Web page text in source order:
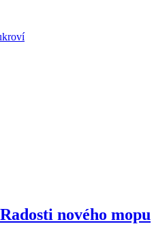
nového mopu